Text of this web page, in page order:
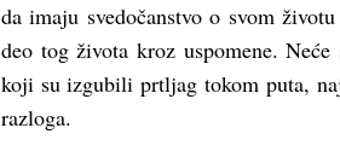
da imaju svedočanstvo o svom
deo tog života kroz uspomene.
koji su izgubili prtljag tokom puta,
razloga.